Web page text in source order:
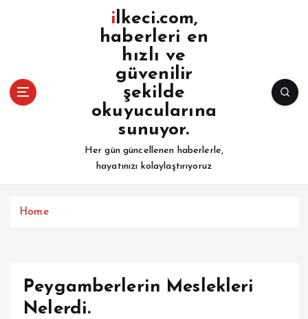
ilkeci.com,
haberleri en
hızlı ve
güvenilir
şekilde
okuyucularına
sunuyor.
Her gün güncellenen haberlerle,
hayatınızı kolaylaştırıyoruz
Home
Peygamberlerin Meslekleri
Nelerdi.